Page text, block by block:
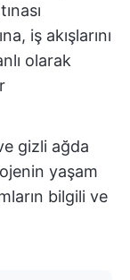
iş akışlarını
olarak
gizli ağda
yaşam
bilgili ve